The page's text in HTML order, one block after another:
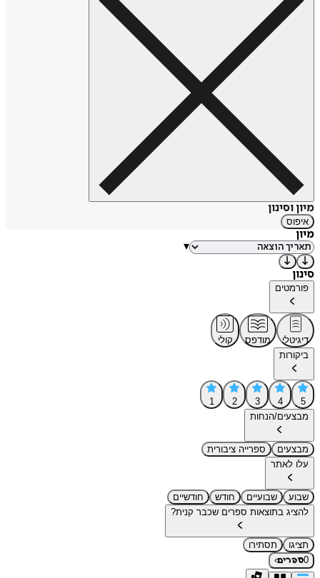
מיון וסינון
איפוס
מיון
▾
סינון
פורמטים
דיגיטלי מודפס
קולי
ביקורות
5
4
3
2
1
מבצעים/הנחות
מבצעים
ספרייה ציבורית
עלו לאתר
שבוע שבועיים חודש
חודשיים
להציג בתוצאות ספרים שכבר קנית?
תציגו
תסתירו
0ספרים›